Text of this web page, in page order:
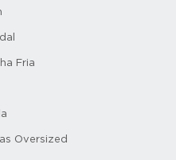
Fria
Oversized